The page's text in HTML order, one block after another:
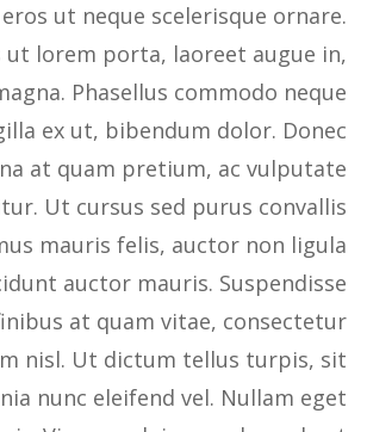
ut neque scelerisque ornare.
ut lorem porta, laoreet augue in,
Phasellus commodo neque
ex ut, bibendum dolor. Donec
at quam pretium, ac vulputate
Ut cursus sed purus convallis
mauris felis, auctor non ligula
auctor mauris. Suspendisse
at quam vitae, consectetur
nisl. Ut dictum tellus turpis, sit
nunc eleifend vel. Nullam eget